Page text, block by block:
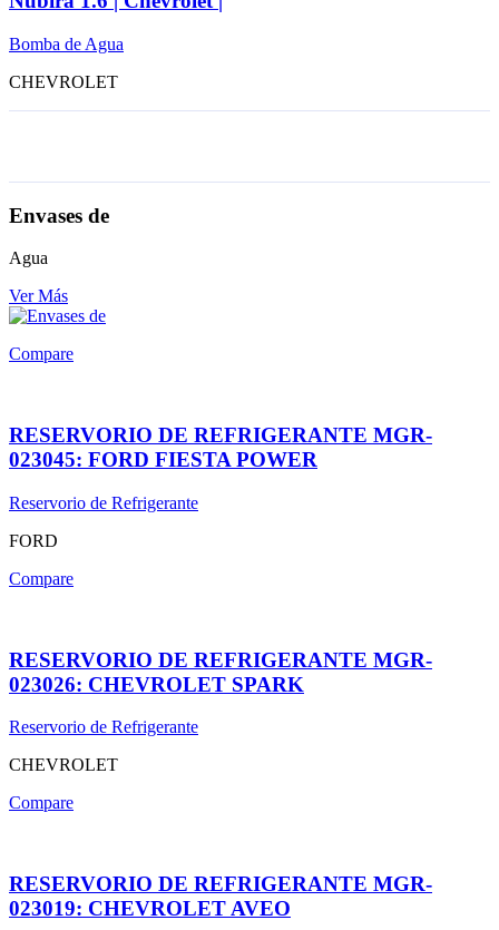
Bomba de Agua
CHEVROLET
Envases de
Agua
Ver Más
Compare
RESERVORIO DE REFRIGERANTE MGR-
023045: FORD FIESTA POWER
Reservorio de Refrigerante
FORD
Compare
RESERVORIO DE REFRIGERANTE MGR-
023026: CHEVROLET SPARK
Reservorio de Refrigerante
CHEVROLET
Compare
RESERVORIO DE REFRIGERANTE MGR-
023019: CHEVROLET AVEO